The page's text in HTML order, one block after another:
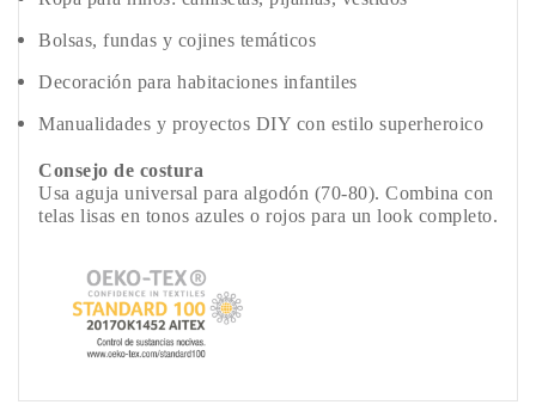
Bolsas, fundas y cojines temáticos
Decoración para habitaciones infantiles
Manualidades y proyectos DIY con estilo superheroico
Consejo de costura
Usa aguja universal para algodón (70-80). Combina con
telas lisas en tonos azules o rojos para un look completo.